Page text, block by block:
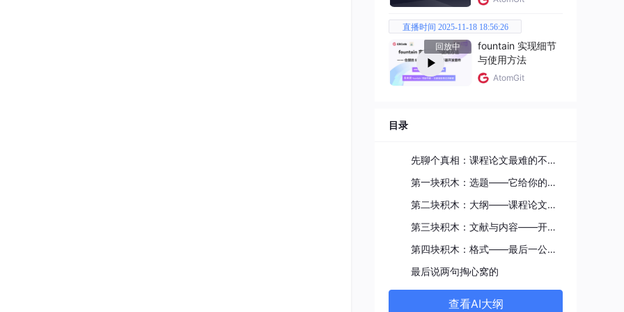
直播时间 2025-11-18 18:56:26
回放中
fountain 实现细节
与使用方法
AtomGit
目录
先聊个真相：课程论文最难的不是"写"，是"不知道从哪下手"
第一块积木：选题——它给你的不是答案，是"选择题"
第二块积木：大纲——课程论文的"导航地图"
第三块积木：文献与内容——开题报告都能"接住"
第四块积木：格式——最后一公里也不用你操心
最后说两句掏心窝的
查看AI大纲